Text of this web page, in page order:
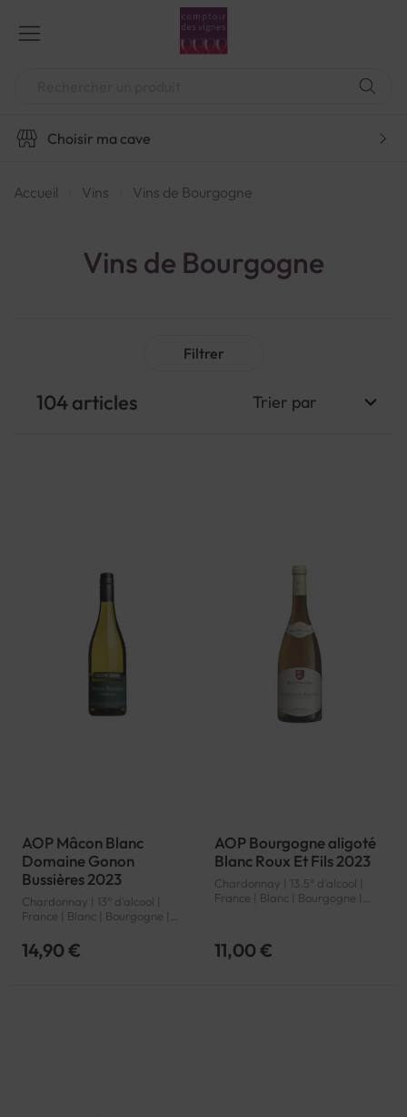
contenu
Choisir ma cave
Accueil Vins Vins de Bourgogne
Vins de Bourgogne
104articles
AOP Mâcon Blanc
Domaine Gonon
Bussières 2023
Chardonnay | 13° d'alcool |
France | Blanc | Bourgogne |
14,90 €
AOP Bourgogne aligoté
Blanc Roux Et Fils 2023
Chardonnay | 13.5° d'alcool |
France | Blanc | Bourgogne |
11,00 €
Filtrer